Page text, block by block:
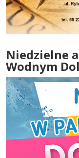
Niedzielne
Wodnym